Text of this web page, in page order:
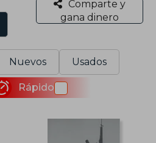
Comparte y
gana dinero
Nuevos Usados
Rápido